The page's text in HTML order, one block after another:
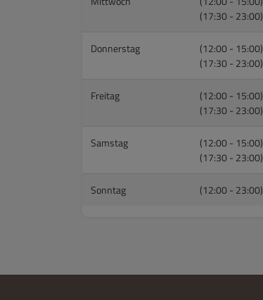
(17:30 - 23:00)
Donnerstag
(12:00 - 15:00)
(17:30 - 23:00)
Freitag
(12:00 - 15:00)
(17:30 - 23:00)
Samstag
(12:00 - 15:00)
(17:30 - 23:00)
Sonntag (12:00 - 23:00)